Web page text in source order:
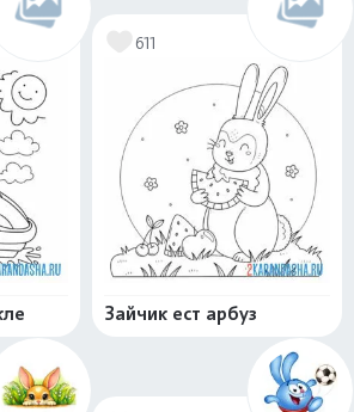
611
Зайчик ест арбуз